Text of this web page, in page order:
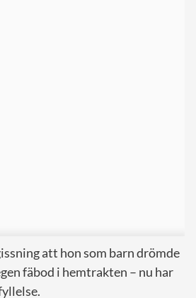
att hon som barn drömde
fäbod i hemtrakten – nu har